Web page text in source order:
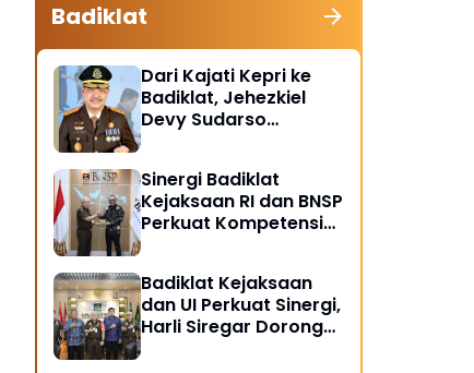
Badiklat
Dari Kajati Kepri ke
Badiklat, Jehezkiel
Devy Sudarso
Sinergi Badiklat
Kejaksaan RI dan BNSP
Perkuat Kompetensi
Badiklat Kejaksaan
dan UI Perkuat Sinergi,
Harli Siregar Dorong